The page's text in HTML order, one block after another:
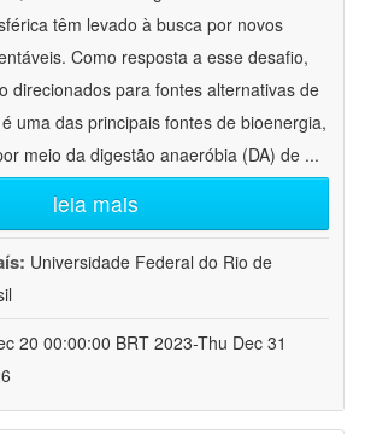
têm levado à busca por novos
Como resposta a esse desafio,
direcionados para fontes alternativas de
uma das principais fontes de bioenergia,
meio da digestão anaeróbia (DA) de ...
leia mais
Universidade Federal do Rio de
20 00:00:00 BRT 2023-Thu Dec 31